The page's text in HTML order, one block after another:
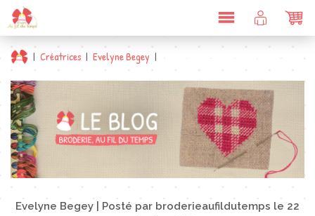
DÉPLIER
LA
NAVIGATION
COMPTE
CLIENT
| Créatrices | Evelyne Begey |
Evelyne Begey Posté par broderieaufildutemps le 22